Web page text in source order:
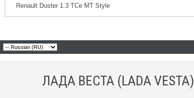
Renault Duster 1.3 TCe MT Style
ЛАДА ВЕСТА (LADA VESTA)